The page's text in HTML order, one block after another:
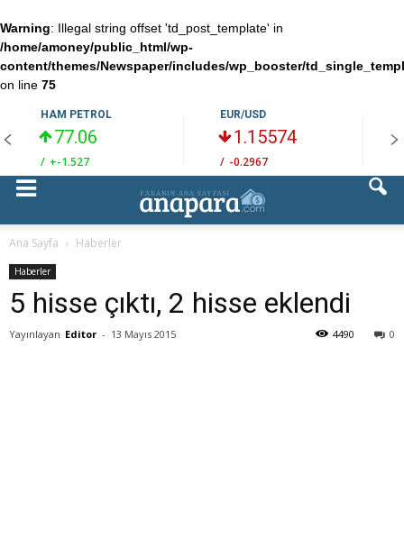
Warning: Illegal string offset 'td_post_template' in
/home/amoney/public_html/wp-
content/themes/Newspaper/includes/wp_booster/
on line 75
HAM PETROL
77.06
/ +-1.527
EUR/USD
1.15574
/ -0.2967
Ana Sayfa Haberler
Haberler
5 hisse çıktı, 2 hisse eklendi
Yayınlayan Editor - 13 Mayıs 2015 0
4490